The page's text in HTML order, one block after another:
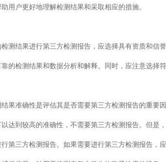
用户更好地理解检测结果和采取相应的措施。
测结果进行第三方检测报告，应选择具有资质和信
的检测结果和数据分析和解释。同时，应注意选择
果准确性是评估其是否需要第三方检测报告的重要
达到较高的准确性，不需要第三方检测报告。但是
第三方检测报告。如果需要进行第三方检测报告，